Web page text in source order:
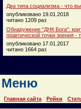
Два типа социализма - что
опубликовано 19.01.2018
читано 1209 раз
Обнаружение "ДНК Бога":
практической точки зрения -
опубликовано 17.01.2017
читано 1664 раз
Меню
Главная сайта Рейки